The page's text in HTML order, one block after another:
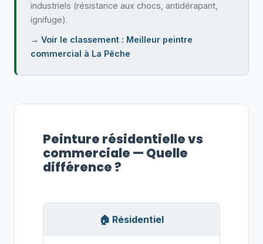
industriels (résistance aux chocs, antidérapant,
ignifuge).
→ Voir le classement : Meilleur peintre
commercial à La Pêche
Peinture résidentielle vs
commerciale — Quelle
différence ?
🏠 Résidentiel